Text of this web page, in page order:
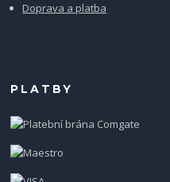
Doprava a platba
PLATBY